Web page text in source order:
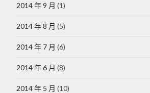
2014 年 9 月 (1)
2014 年 8 月 (5)
2014 年 7 月 (6)
2014 年 6 月 (8)
2014 年 5 月 (10)